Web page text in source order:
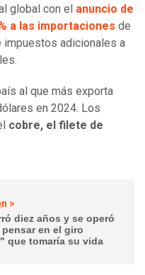
global con el anuncio de
a las importaciones de
adicionales a
al que más exporta
en 2024. Los
cobre, el filete de
>
diez años y se operó
en el giro
que tomaría su vida